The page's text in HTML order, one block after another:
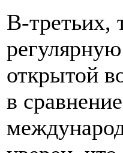
В-третьих,
открытой
в